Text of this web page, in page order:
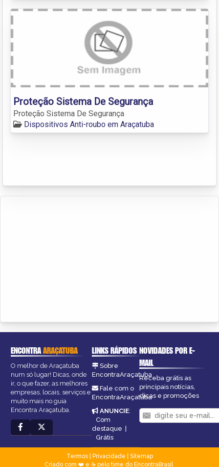
Proteção Sistema De Segurança
Proteção Sistema De Segurança
Dispositivos Anti-roubo em Araçatuba
ENCONTRAARAÇATUBA
O melhor de Araçatuba
num só lugar! Dicas, onde
ir, o que fazer, as melhores
empresas, locais, serviços e
muito mais no guia
Encontra Araçatuba.
LINKS RÁPIDOS
Sobre
EncontraAraçatuba
Fale com o
EncontraAraçatuba
ANUNCIE:
Com
destaque |
Grátis
NOVIDADES POR E-
MAIL
Receba grátis as
principais notícias,
dicas e promoções
Termos| Privacidade
Sitemap
Criado com ❤️ e ☕ pelo time do EncontraBrasil